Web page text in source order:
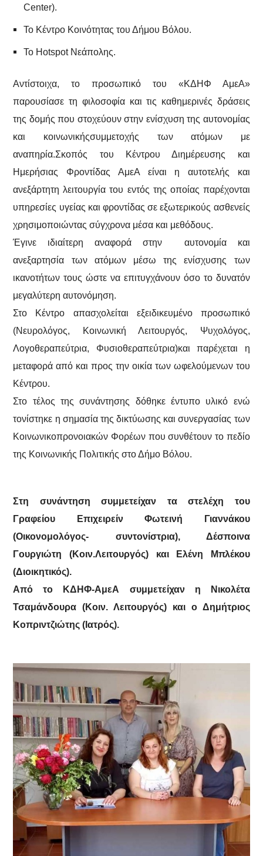
Center).
Το Κέντρο Κοινότητας του Δήμου Βόλου.
Το Hotspot Νεάπολης.
Αντίστοιχα, το προσωπικό του «ΚΔΗΦ ΑμεΑ»
παρουσίασε τη φιλοσοφία και τις καθημερινές δράσεις
της δομής που στοχεύουν στην ενίσχυση της αυτονομίας
και κοινωνικήςσυμμετοχής των ατόμων με
αναπηρία.Σκοπός του Κέντρου Διημέρευσης και
Ημερήσιας Φροντίδας ΑμεΑ είναι η αυτοτελής και
ανεξάρτητη λειτουργία του εντός της οποίας παρέχονται
υπηρεσίες υγείας και φροντίδας σε εξωτερικούς ασθενείς
χρησιμοποιώντας σύγχρονα μέσα και μεθόδους.
Έγινε ιδιαίτερη αναφορά στην αυτονομία και
ανεξαρτησία των ατόμων μέσω της ενίσχυσης των
ικανοτήτων τους ώστε να επιτυγχάνουν όσο το δυνατόν
μεγαλύτερη αυτονόμηση.
Στο Κέντρο απασχολείται εξειδικευμένο προσωπικό
(Νευρολόγος, Κοινωνική Λειτουργός, Ψυχολόγος,
Λογοθεραπεύτρια, Φυσιοθεραπεύτρια)και παρέχεται η
μεταφορά από και προς την οικία των ωφελούμενων του
Κέντρου.
Στο τέλος της συνάντησης δόθηκε έντυπο υλικό ενώ
τονίστηκε η σημασία της δικτύωσης και συνεργασίας των
Κοινωνικοπρονοιακών Φορέων που συνθέτουν το πεδίο
της Κοινωνικής Πολιτικής στο Δήμο Βόλου.
Στη συνάντηση συμμετείχαν τα στελέχη του
Γραφείου Επιχειρείν Φωτεινή Γιαννάκου
(Οικονομολόγος- συντονίστρια), Δέσποινα
Γουργιώτη (Κοιν.Λειτουργός) και Ελένη Μπλέκου
(Διοικητικός).
Από το ΚΔΗΦ-ΑμεΑ συμμετείχαν η Νικολέτα
Τσαμάνδουρα (Κοιν. Λειτουργός) και ο Δημήτριος
Κοπριντζιώτης (Ιατρός).